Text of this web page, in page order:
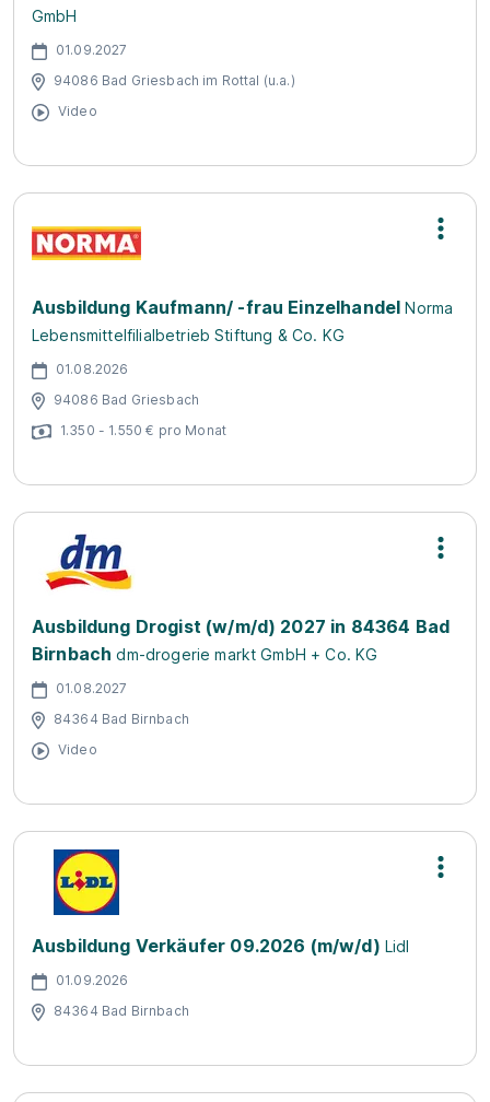
GmbH
01.09.2027
94086 Bad Griesbach im Rottal (u.a.)
Video
Ausbildung Kaufmann/ -frau Einzelhandel Norma
Lebensmittelfilialbetrieb Stiftung & Co. KG
01.08.2026
94086 Bad Griesbach
1.350 - 1.550 € pro Monat
Ausbildung Drogist (w/m/d) 2027 in 84364 Bad
Birnbach dm-drogerie markt GmbH + Co. KG
01.08.2027
84364 Bad Birnbach
Video
Ausbildung Verkäufer 09.2026 (m/w/d) Lidl
01.09.2026
84364 Bad Birnbach